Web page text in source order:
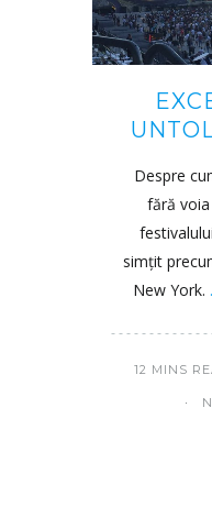
Despre
fără
simțit
New York.
12 MINS